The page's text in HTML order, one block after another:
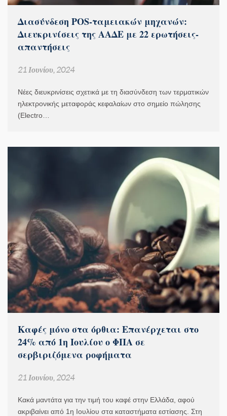
Διασύνδεση POS-ταμειακών μηχανών:
Διευκρινίσεις της ΑΑΔΕ με 22 ερωτήσεις-
απαντήσεις
21 Ιουνίου, 2024
Νέες διευκρινίσεις σχετικά με τη διασύνδεση των τερματικών
ηλεκτρονικής μεταφοράς κεφαλαίων στο σημείο πώλησης
(Electro…
Καφές μόνο στα όρθια: Επανέρχεται στο
24% από 1η Ιουλίου ο ΦΠΑ σε
σερβιριζόμενα ροφήματα
21 Ιουνίου, 2024
Κακά μαντάτα για την τιμή του καφέ στην Ελλάδα, αφού
ακριβαίνει από 1η Ιουλίου στα καταστήματα εστίασης. Στη